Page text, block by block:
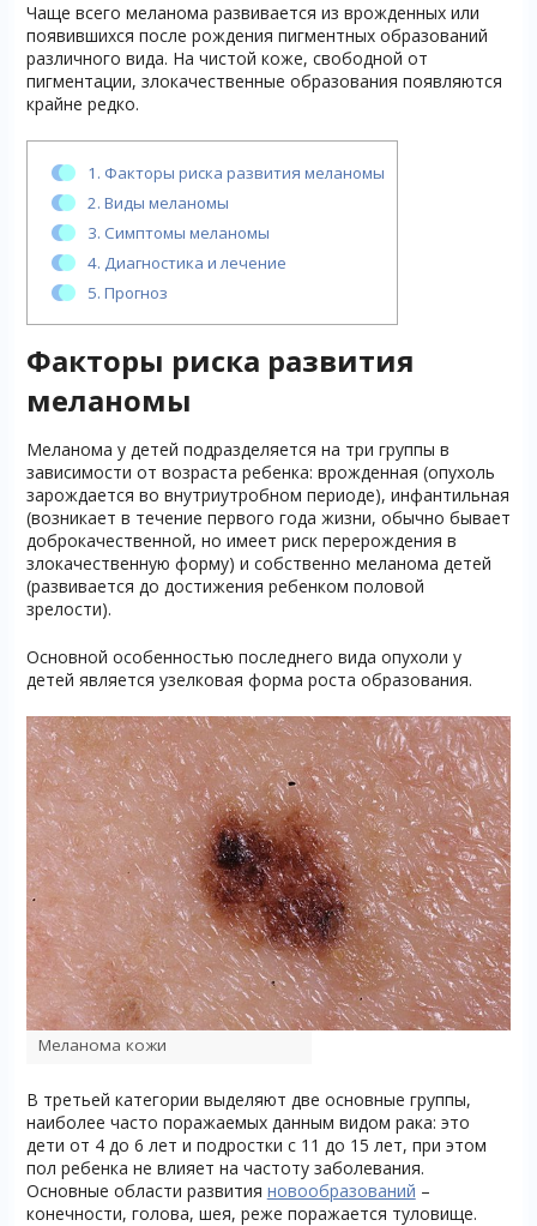
Чаще всего меланома развивается из врожденных или
появившихся после рождения пигментных образований
различного вида. На чистой коже, свободной от
пигментации, злокачественные образования появляются
крайне редко.
1. Факторы риска развития меланомы
2. Виды меланомы
3. Симптомы меланомы
4. Диагностика и лечение
5. Прогноз
Факторы риска развития
меланомы
Меланома у детей подразделяется на три группы в
зависимости от возраста ребенка: врожденная (опухоль
зарождается во внутриутробном периоде), инфантильная
(возникает в течение первого года жизни, обычно бывает
доброкачественной, но имеет риск перерождения в
злокачественную форму) и собственно меланома детей
(развивается до достижения ребенком половой
зрелости).
Основной особенностью последнего вида опухоли у
детей является узелковая форма роста образования.
Меланома кожи
В третьей категории выделяют две основные группы,
наиболее часто поражаемых данным видом рака: это
дети от 4 до 6 лет и подростки с 11 до 15 лет, при этом
пол ребенка не влияет на частоту заболевания.
Основные области развития новообразований –
конечности, голова, шея, реже поражается туловище.